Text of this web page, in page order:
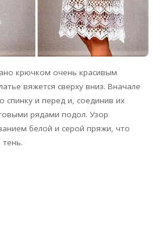
крючком очень красивым
вяжется сверху вниз. Вначале
спинку и перед и, соединив их
рядами подол. Узор
белой и серой пряжи, что